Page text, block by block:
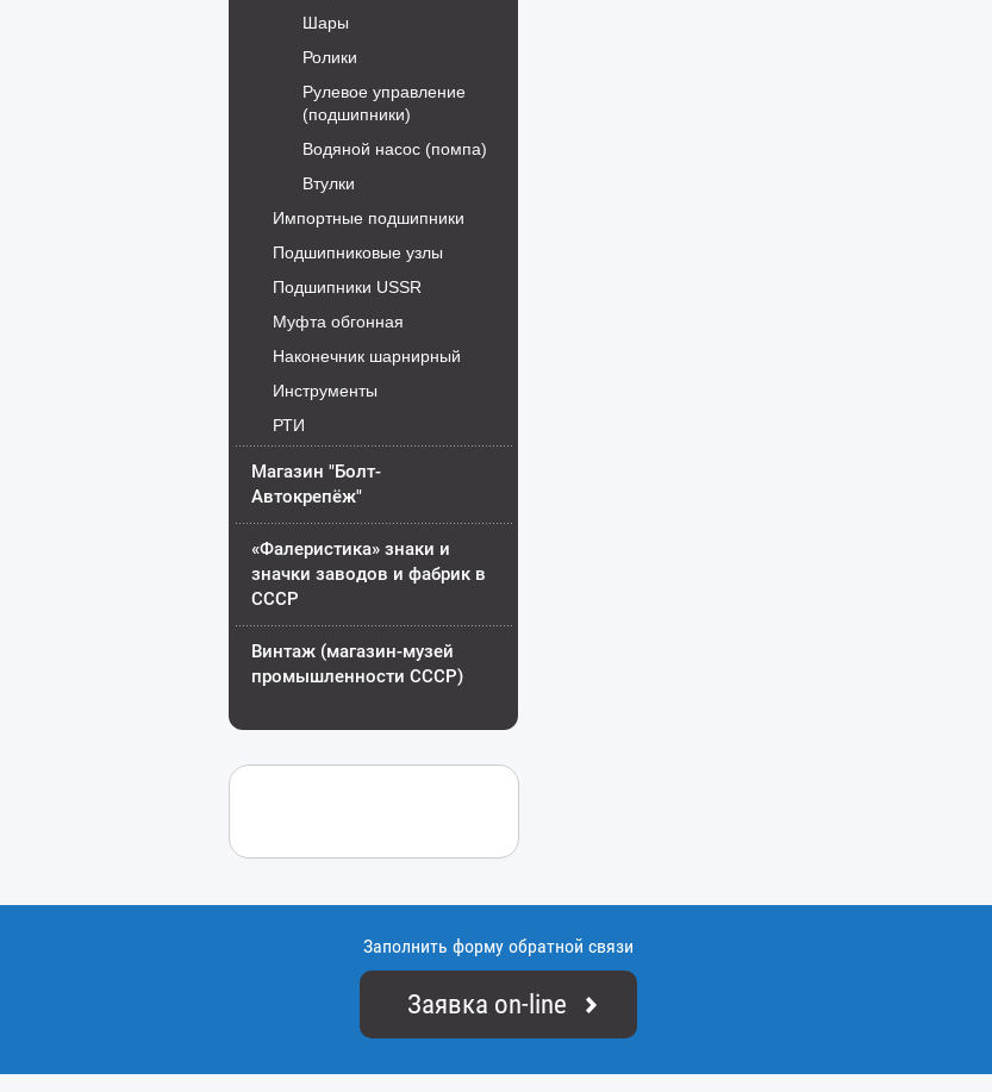
Шары
Ролики
Рулевое управление
(подшипники)
Водяной насос (помпа)
Втулки
Импортные подшипники
Подшипниковые узлы
Подшипники USSR
Муфта обгонная
Наконечник шарнирный
Инструменты
РТИ
Магазин "Болт-
Автокрепёж"
«Фалеристика» знаки и
значки заводов и фабрик в
СССР
Винтаж (магазин-музей
промышленности СССР)
Заполнить форму обратной связи
Заявка on-line